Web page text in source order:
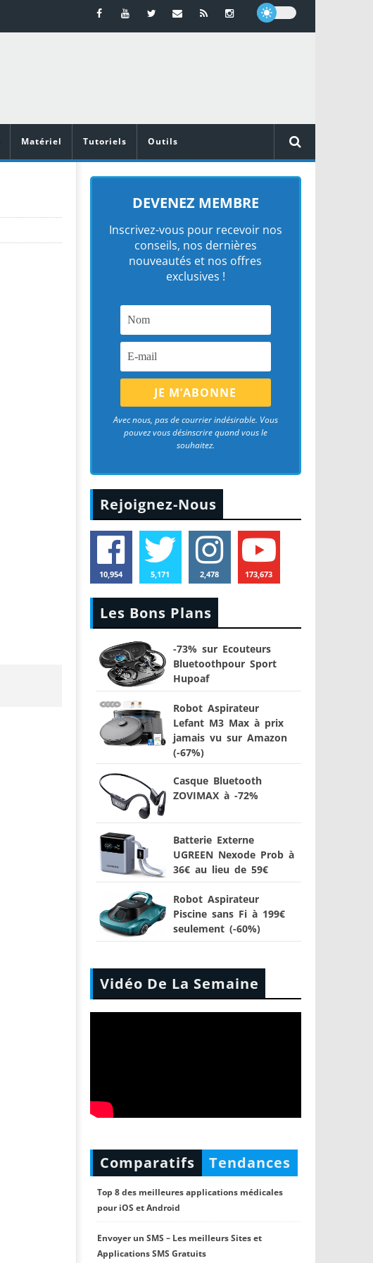
Matériel Tutoriels Outils
DEVENEZ MEMBRE
Inscrivez-vous pour recevoir nos
conseils, nos dernières
nouveautés et nos offres
exclusives !
Avec nous, pas de courrier indésirable. Vous
pouvez vous désinscrire quand vous le
souhaitez.
Rejoignez-Nous
10,954 5,171 2,478 173,673
Les Bons Plans
-73% sur Ecouteurs
Bluetoothpour Sport
Hupoaf
Robot Aspirateur
Lefant M3 Max à prix
jamais vu sur Amazon
(-67%)
Casque Bluetooth
ZOVIMAX à -72%
Batterie Externe
UGREEN Nexode Prob à
36€ au lieu de 59€
Robot Aspirateur
Piscine sans Fi à 199€
seulement (-60%)
Vidéo De La Semaine
Comparatifs Tendances
Top 8 des meilleures applications médicales
pour iOS et Android
Envoyer un SMS – Les meilleurs Sites et
Applications SMS Gratuits